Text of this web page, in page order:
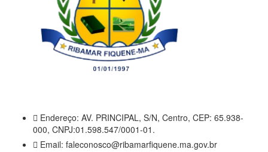
Endereço: AV. PRINCIPAL, S/N, Centro, CEP: 65.938-
000, CNPJ:01.598.547/0001-01.
Email: faleconosco@ribamarfiquene.ma.gov.br